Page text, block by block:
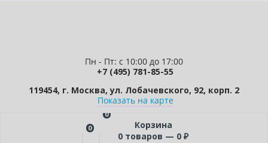
Пн - Пт: с 10:00 до 17:00
+7 (495) 781-85-55
119454, г. Москва, ул. Лобачевского, 92, корп. 2
Показать на карте
0
0
Корзина
0 товаров — 0 ₽